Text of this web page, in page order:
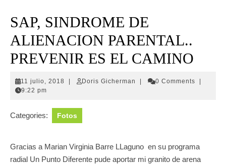
SAP, SINDROME DE
ALIENACION PARENTAL..
PREVENIR ES EL CAMINO
11 julio, 2018 11
Doris Gicherman Doris 0 Comments
9:22 pm
Categories: Fotos
Gracias a Marian Virginia Barre LLaguno en su programa
radial Un Punto Diferente pude aportar mi granito de arena